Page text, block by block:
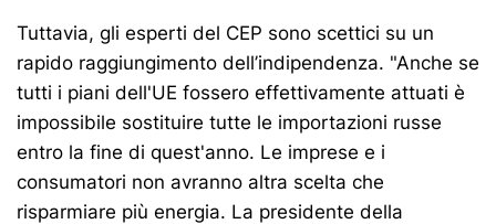
Tuttavia, gli esperti del CEP sono scettici su un
rapido raggiungimento dell’indipendenza. "Anche se
tutti i piani dell'UE fossero effettivamente attuati è
impossibile sostituire tutte le importazioni russe
entro la fine di quest'anno. Le imprese e i
consumatori non avranno altra scelta che
risparmiare più energia. La presidente della